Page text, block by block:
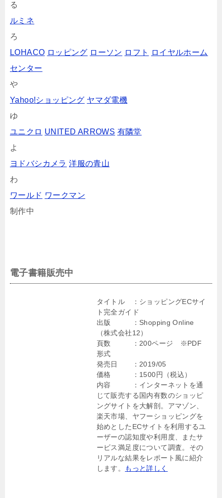
る
ルミネ
ろ
LOHACO ロッピング ローソン ロフト
ロイヤルホーム
センター
や
Yahoo!ショッピング ヤマダ電機
ゆ
ユニクロ UNITED ARROWS 有隣堂
よ
ヨドバシカメラ 洋服の青山
わ
ワールド ワークマン
制作中
電子書籍販売中
タイトル ：ショッピングECサイ
ト完全ガイド
出版 ：Shopping Online
（株式会社12）
頁数 ：200ページ ※PDF
形式
発売日 ：2019/05
価格 ：1500円（税込）
内容 ：インターネットを通
じて販売する国内有数のショッピ
ングサイトを大解剖。アマゾン、
楽天市場、ヤフーショッピングを
始めとしたECサイトを利用するユ
ーザーの認知度や利用度、またサ
ービス満足度について調査。その
リアルな結果をレポート風に紹介
します。
もっと詳しく